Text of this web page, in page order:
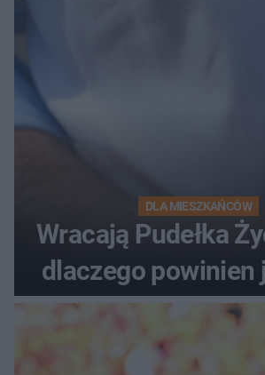
DLA MIESZKAŃCÓW
Wracają Pudełka
dlaczego powinien